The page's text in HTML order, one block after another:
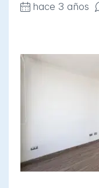
hace 3 años